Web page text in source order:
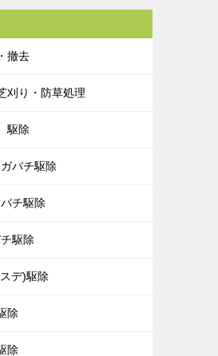
撤去
刈り・防草処理
駆除
バチ駆除
チ駆除
駆除
デ)駆除
除
除